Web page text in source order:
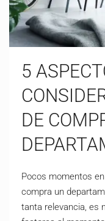
5
DE
Pocos momentos
compra un
tanta relevancia, es